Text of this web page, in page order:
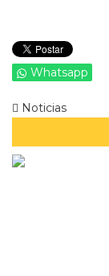
Whatsapp
Noticias